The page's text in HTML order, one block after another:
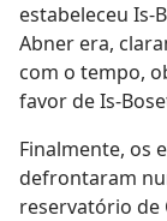
estabeleceu Is-
Abner era,
com o tempo,
favor de Is-
Finalmente, os
defrontaram
reservatório de